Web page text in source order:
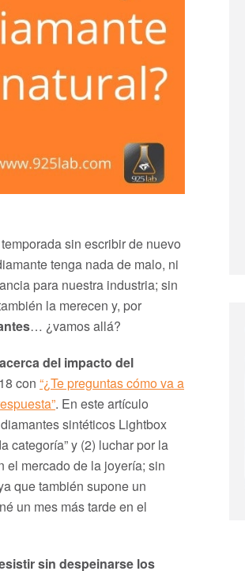
sin escribir de nuevo
tenga nada de malo, ni
para nuestra industria; sin
la merecen y, por
… ¿vamos allá?
del impacto del
con “¿Te preguntas cómo va a
. En este artículo
sintéticos Lightbox
categoría” y (2) luchar por la
el mercado de la joyería; sin
que también supone un
un mes más tarde en el
sin despeinarse los